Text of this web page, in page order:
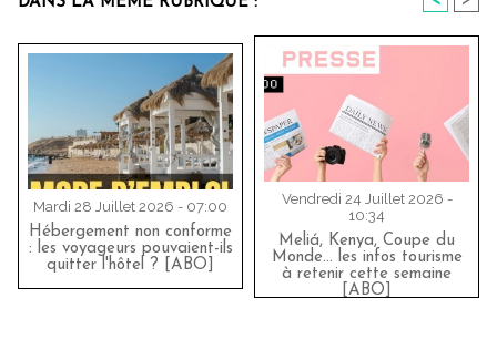
Mardi 28 Juillet 2026 - 07:00
Hébergement non conforme
: les voyageurs pouvaient-ils
quitter l'hôtel ? [ABO]
Vendredi 24 Juillet 2026 -
10:34
Meliá, Kenya, Coupe du
Monde… les infos tourisme
à retenir cette semaine
[ABO]